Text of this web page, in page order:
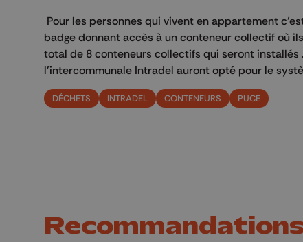
Pour les personnes qui vivent en appartement
badge donnant accès à un conteneur collectif où
total de 8 conteneurs collectifs qui seront installés
l'intercommunale Intradel auront opté pour le
DÉCHETS INTRADEL CONTENEURS PUCE